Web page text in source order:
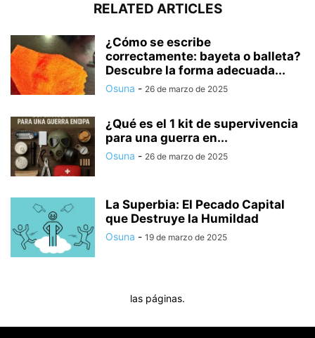
RELATED ARTICLES
¿Cómo se escribe
correctamente: bayeta o balleta?
Descubre la forma adecuada...
Osuna - 26 de marzo de 2025
¿Qué es el 1 kit de supervivencia
para una guerra en...
Osuna - 26 de marzo de 2025
La Superbia: El Pecado Capital
que Destruye la Humildad
Osuna - 19 de marzo de 2025
las páginas.